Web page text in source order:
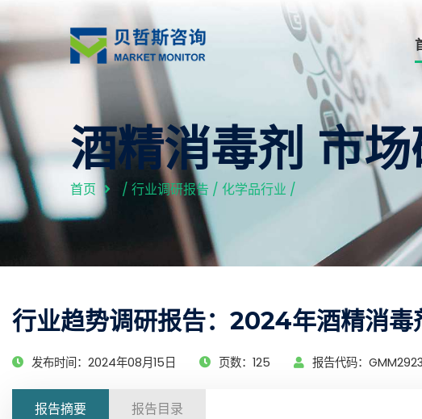
酒精消毒剂 市
首页 / 行业调研报告 / 化学品行业 /
行业趋势调研报告：2024年酒精消毒
发布时间：2024年08月15日 页数：125 报告代码：
报告摘要 报告目录